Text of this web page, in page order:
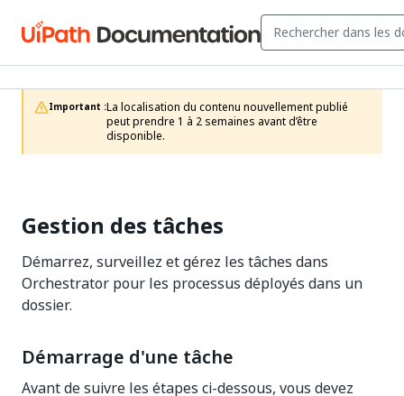
Important :La localisation du contenu nouvellement publié
peut prendre 1 à 2 semaines avant d’être
disponible.
Gestion des tâches
Démarrez, surveillez et gérez les tâches dans
Orchestrator pour les processus déployés dans un
dossier.
Démarrage d'une tâche
Avant de suivre les étapes ci-dessous, vous devez